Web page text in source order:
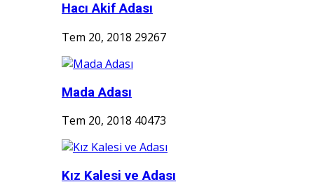
Hacı Akif Adası
Tem 20, 2018 29267
Mada Adası
Tem 20, 2018 40473
Kız Kalesi ve Adası